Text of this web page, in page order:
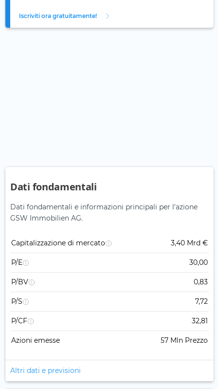
Iscriviti ora gratuitamente!
Dati fondamentali
Dati fondamentali e informazioni principali per l'azione
GSW Immobilien AG.
Capitalizzazione di mercato 3,40 Mrd €
P/E 30,00
P/BV 0,83
P/S 7,72
P/CF 32,81
Azioni emesse 57 Mln Prezzo
Altri dati e previsioni